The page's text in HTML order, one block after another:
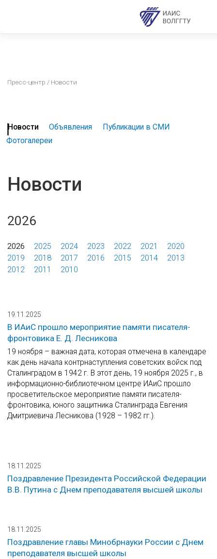
Пресс-центр / Новости
Новости Объявления
Публикации в СМИ
Фотогалереи
Новости
2026
2026 2025 2024 2023 2022 2021
2020
2019
2018 2017 2016 2015 2014
2013
2012
2011 2010
19.11.2025
В ИАиС прошло мероприятие памяти писателя-
фронтовика Е. Д. Лесникова
19 ноября – важная дата, которая отмечена в календаре
как день начала контрнаступления советских войск под
Сталинградом в 1942 г. В этот день, 19 ноября 2025 г., в
информационно-библиотечном центре ИАиС прошло
просветительское мероприятие памяти писателя-
фронтовика, юного защитника Сталинграда Евгения
Дмитриевича Лесникова (1928 – 1982 гг.).
18.11.2025
Поздравление Президента Российской Федерации
В.В. Путина с Днем преподавателя высшей школы
18.11.2025
Поздравление главы Минобрнауки России с Днем
преподавателя высшей школы